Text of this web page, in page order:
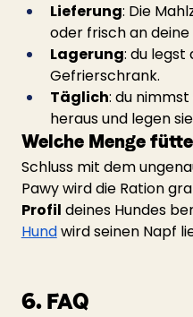
Lieferung: Die
oder frisch an deine
Lagerung: du legst
Gefrierschrank.
Täglich: du
heraus und legen
Welche Menge
Schluss mit dem
Pawy wird die Ration
Profil deines Hundes
Hund wird seinen Napf
6. FAQ